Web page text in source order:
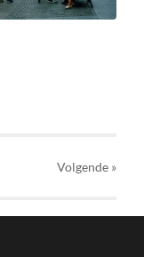
Volgende»